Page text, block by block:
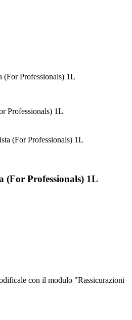
(For Professionals) 1L
(For Professionals) 1L
con il modulo "Rassicurazioni